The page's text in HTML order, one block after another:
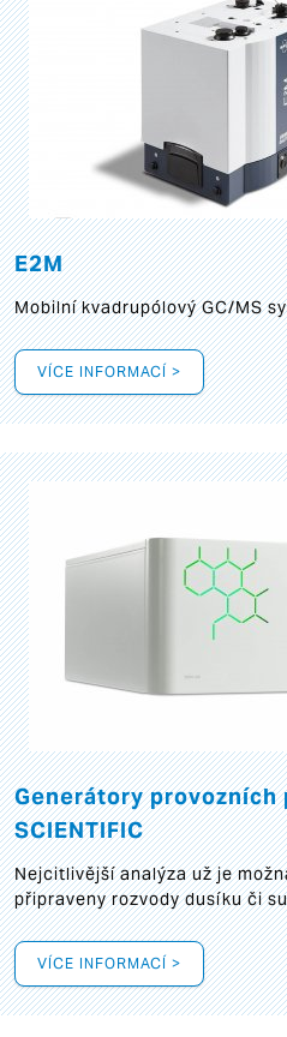
E2M
Mobilní kvadrupólový GC/MS
VÍCE INFORMACÍ >
Generátory provozních
SCIENTIFIC
Nejcitlivější analýza už je
připraveny rozvody dusíku či
VÍCE INFORMACÍ >